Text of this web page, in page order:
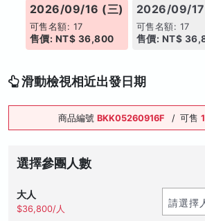
2026/09/16 (三)
可售名額: 17
售價: NT$ 36,800
2026/09/
可售名額: 17
售價: NT$
滑動檢視相近出發日期
商品編號 BKK05260916F / 可售
選擇參團人數
大人
$36,800/人